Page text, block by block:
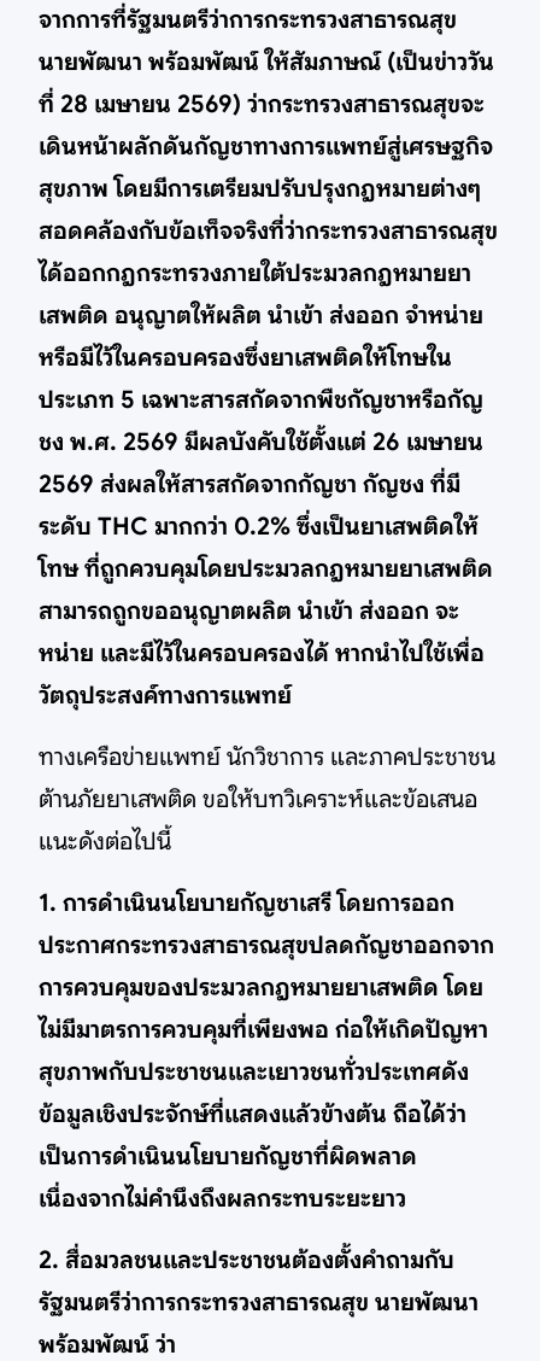
จากการที่รัฐมนตรีว่าการกระทรวงสาธารณสุข
นายพัฒนา พร้อมพัฒน์ ให้สัมภาษณ์ (เป็นข่าววัน
ที่ 28 เมษายน 2569) ว่ากระทรวงสาธารณสุขจะ
เดินหน้าผลักดันกัญชาทางการแพทย์สู่เศรษฐกิจ
สุขภาพ โดยมีการเตรียมปรับปรุงกฎหมายต่างๆ
สอดคล้องกับข้อเท็จจริงที่ว่ากระทรวงสาธารณสุข
ได้ออกกฎกระทรวงภายใต้ประมวลกฎหมายยา
เสพติด อนุญาตให้ผลิต นำเข้า ส่งออก จำหน่าย
หรือมีไว้ในครอบครองซึ่งยาเสพติดให้โทษใน
ประเภท 5 เฉพาะสารสกัดจากพืชกัญชาหรือกัญ
ชง พ.ศ. 2569 มีผลบังคับใช้ตั้งแต่ 26 เมษายน
2569 ส่งผลให้สารสกัดจากกัญชา กัญชง ที่มี
ระดับ THC มากกว่า 0.2% ซึ่งเป็นยาเสพติดให้
โทษ ที่ถูกควบคุมโดยประมวลกฎหมายยาเสพติด
สามารถถูกขออนุญาตผลิต นำเข้า ส่งออก จะ
หน่าย และมีไว้ในครอบครองได้ หากนำไปใช้เพื่อ
วัตถุประสงค์ทางการแพทย์
ทางเครือข่ายแพทย์ นักวิชาการ และภาคประชาชน
ต้านภัยยาเสพติด ขอให้บทวิเคราะห์และข้อเสนอ
แนะดังต่อไปนี้
1. การดำเนินนโยบายกัญชาเสรี โดยการออก
ประกาศกระทรวงสาธารณสุขปลดกัญชาออกจาก
การควบคุมของประมวลกฎหมายยาเสพติด โดย
ไม่มีมาตรการควบคุมที่เพียงพอ ก่อให้เกิดปัญหา
สุขภาพกับประชาชนและเยาวชนทั่วประเทศดัง
ข้อมูลเชิงประจักษ์ที่แสดงแล้วข้างต้น ถือได้ว่า
เป็นการดำเนินนโยบายกัญชาที่ผิดพลาด
เนื่องจากไม่คำนึงถึงผลกระทบระยะยาว
2. สื่อมวลชนและประชาชนต้องตั้งคำถามกับ
รัฐมนตรีว่าการกระทรวงสาธารณสุข นายพัฒนา
พร้อมพัฒน์ ว่า